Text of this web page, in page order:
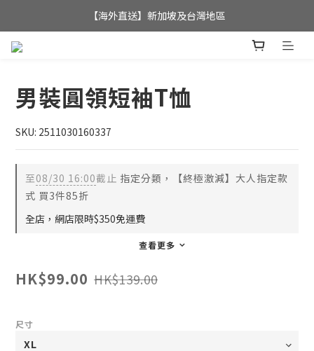
全店滿$350，即可享港澳地區免運費;
【海外直送】新加坡及台灣地區
男裝圓領短袖T恤
SKU: 2511030160337
至08/30 16:00截止 指定分類，【終極激減】大人指定款
式 買3件85折
全店，網店限時$350免運費
查看更多
HK$99.00 HK$139.00
尺寸